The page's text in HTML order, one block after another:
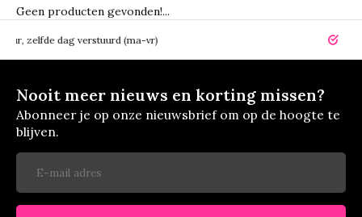
Geen producten gevonden!...
dag verstuurd (ma-vr) 14 dagen
Nooit meer nieuws en korting missen?
Abonneer je op onze nieuwsbrief om op de hoogte te
blijven.